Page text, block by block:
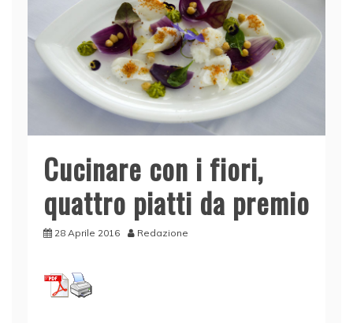
Cucinare con i fiori,
quattro piatti da premio
28 Aprile 2016 Redazione